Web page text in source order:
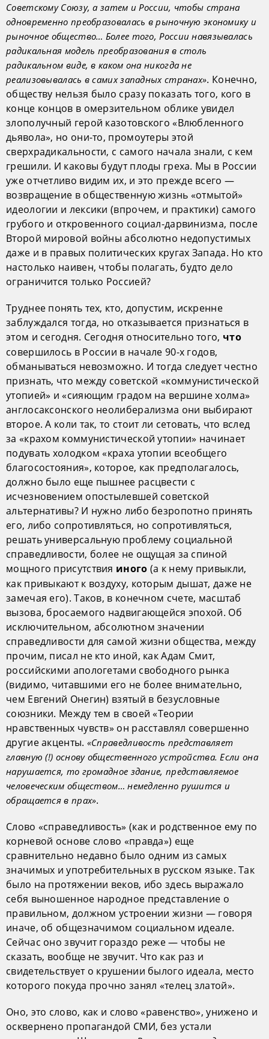
Советскому Союзу, а затем и России, чтобы страна
одновременно преобразовалась в рыночную экономику и
рыночное общество… Более того, России навязывалась
радикальная модель преобразования в столь
радикальном виде, в каком она никогда не
реализовывалась в самих западных странах». Конечно,
обществу нельзя было сразу показать того, кого в
конце концов в омерзительном облике увидел
злополучный герой казотовского «Влюбленного
дьявола», но они-то, промоутеры этой
сверхрадикальности, с самого начала знали, с кем
грешили. И каковы будут плоды греха. Мы в России
уже отчетливо видим их, и это прежде всего —
возвращение в общественную жизнь «отмытой»
идеологии и лексики (впрочем, и практики) самого
грубого и откровенного социал-дарвинизма, после
Второй мировой войны абсолютно недопустимых
даже и в правых политических кругах Запада. Но кто
настолько наивен, чтобы полагать, будто дело
ограничится только Россией?
Труднее понять тех, кто, допустим, искренне
заблуждался тогда, но отказывается признаться в
этом и сегодня. Сегодня относительно того, что
совершилось в России в начале 90-х годов,
обманываться невозможно. И тогда следует честно
признать, что между советской «коммунистической
утопией» и «сияющим градом на вершине холма»
англосаксонского неолиберализма они выбирают
второе. А коли так, то стоит ли сетовать, что вслед
за «крахом коммунистической утопии» начинает
подувать холодком «краха утопии всеобщего
благосостояния», которое, как предполагалось,
должно было еще пышнее расцвести с
исчезновением опостылевшей советской
альтернативы? И нужно либо безропотно принять
его, либо сопротивляться, но сопротивляться,
решать универсальную проблему социальной
справедливости, более не ощущая за спиной
мощного присутствия иного (а к нему привыкли,
как привыкают к воздуху, которым дышат, даже не
замечая его). Таков, в конечном счете, масштаб
вызова, бросаемого надвигающейся эпохой. Об
исключительном, абсолютном значении
справедливости для самой жизни общества, между
прочим, писал не кто иной, как Адам Смит,
российскими апологетами свободного рынка
(видимо, читавшими его не более внимательно,
чем Евгений Онегин) взятый в безусловные
союзники. Между тем в своей «Теории
нравственных чувств» он расставлял совершенно
другие акценты. «Справедливость представляет
главную (!) основу общественного устройства. Если она
нарушается, то громадное здание, представляемое
человеческим обществом… немедленно рушится и
обращается в прах».
Слово «справедливость» (как и родственное ему по
корневой основе слово «правда») еще
сравнительно недавно было одним из самых
значимых и употребительных в русском языке. Так
было на протяжении веков, ибо здесь выражало
себя выношенное народное представление о
правильном, должном устроении жизни — говоря
иначе, об общезначимом социальном идеале.
Сейчас оно звучит гораздо реже — чтобы не
сказать, вообще не звучит. Что как раз и
свидетельствует о крушении былого идеала, место
которого покуда прочно занял «телец златой».
Оно, это слово, как и слово «равенство», унижено и
осквернено пропагандой СМИ, без устали